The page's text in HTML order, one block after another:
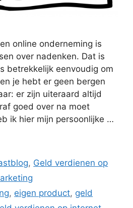
online onderneming is
over nadenken. Dat is
betrekkelijk eenvoudig om
je hebt er geen bergen
er zijn uiteraard altijd
goed over na moet
ik hier mijn persoonlijke …
, Geld verdienen op
, eigen product, geld